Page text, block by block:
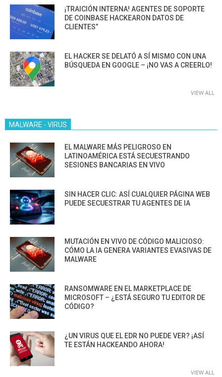
¡TRAICIÓN INTERNA! AGENTES DE SOPORTE
DE COINBASE HACKEARON DATOS DE
CLIENTES”
EL HACKER SE DELATÓ A SÍ MISMO CON UNA
BÚSQUEDA EN GOOGLE – ¡NO VAS A CREERLO!
VIEW ALL
MALWARE - VIRUS
EL MALWARE MÁS PELIGROSO EN
LATINOAMÉRICA ESTÁ SECUESTRANDO
SESIONES BANCARIAS EN VIVO
SIN HACER CLIC: ASÍ CUALQUIER PÁGINA WEB
PUEDE SECUESTRAR TU AGENTES DE IA
MUTACIÓN EN VIVO DE CÓDIGO MALICIOSO:
CÓMO LA IA GENERA VARIANTES EVASIVAS DE
MALWARE
RANSOMWARE EN EL MARKETPLACE DE
MICROSOFT – ¿ESTÁ SEGURO TU EDITOR DE
CÓDIGO?
¿UN VIRUS QUE EL EDR NO PUEDE VER? ¡ASÍ
TE ESTÁN HACKEANDO AHORA!
VIEW ALL